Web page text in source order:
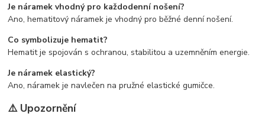
Je náramek vhodný pro každodenní nošení?
Ano, hematitový náramek je vhodný pro běžné denní nošení.
Co symbolizuje hematit?
Hematit je spojován s ochranou, stabilitou a uzemněním energie.
Je náramek elastický?
Ano, náramek je navlečen na pružné elastické gumičce.
⚠️ Upozornění